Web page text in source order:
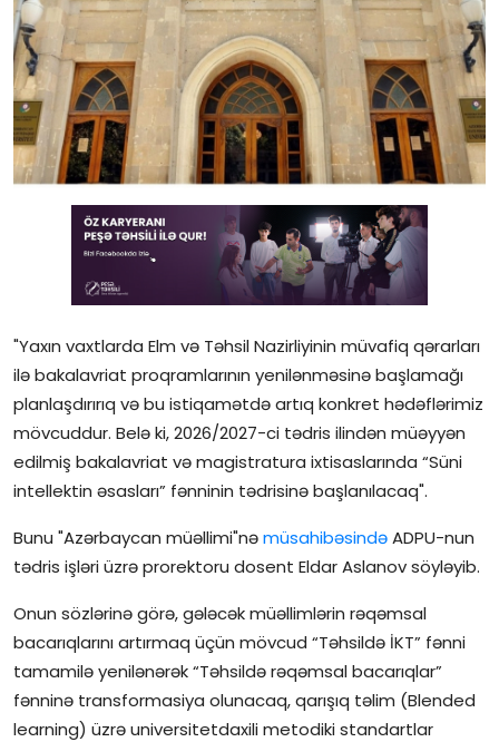
Rəsmi
Təhsil
Müsahibə
Elm və innovasiya
Pedaqogika
Regionlar
Qəzetin PDF arxivi
İctimai şura
"Yaxın vaxtlarda Elm və Təhsil Nazirliyinin müvafiq qərarları
ilə bakalavriat proqramlarının yenilənməsinə başlamağı
planlaşdırırıq və bu istiqamətdə artıq konkret hədəflərimiz
mövcuddur. Belə ki, 2026/2027-ci tədris ilindən müəyyən
edilmiş bakalavriat və magistratura ixtisaslarında “Süni
intellektin əsasları” fənninin tədrisinə başlanılacaq".
Bunu "Azərbaycan müəllimi"nəmüsahibəsindəADPU-nun
tədris işləri üzrə prorektoru dosent Eldar Aslanov söyləyib.
Onun sözlərinə görə, gələcək müəllimlərin rəqəmsal
bacarıqlarını artırmaq üçün mövcud “Təhsildə İKT” fənni
tamamilə yenilənərək “Təhsildə rəqəmsal bacarıqlar”
fənninə transformasiya olunacaq, qarışıq təlim (Blended
learning) üzrə universitetdaxili metodiki standartlar